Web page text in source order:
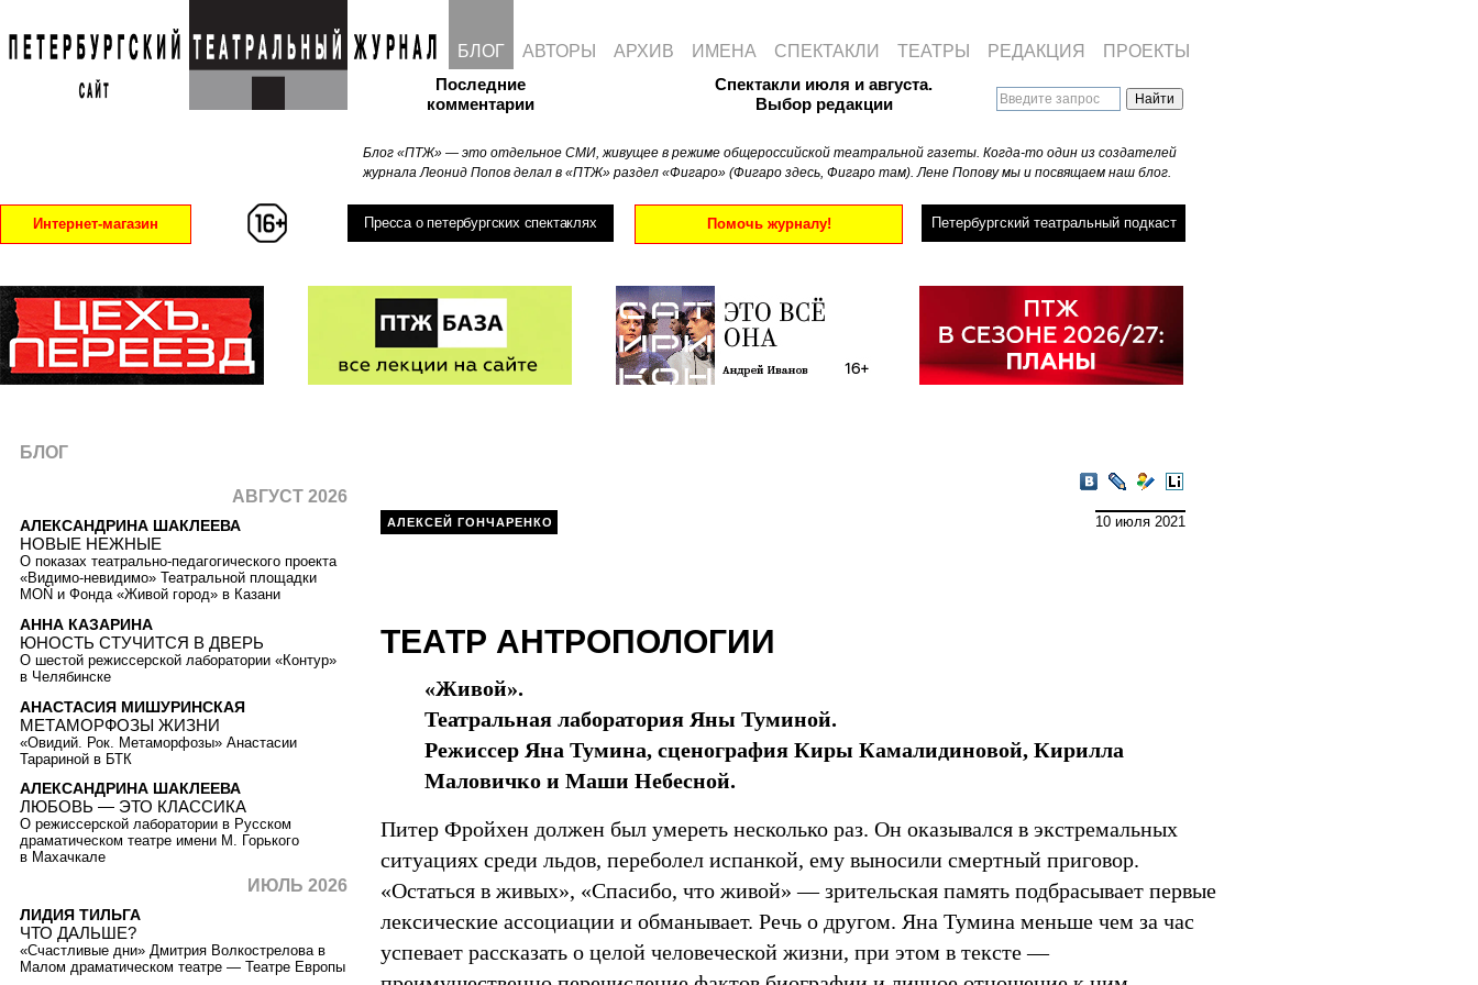
Последние
комментарии
Блог «ПТЖ» — это отдельное СМИ, живущее в режиме общероссийской театральной газеты. Когда-то один из создателей
журнала Леонид Попов делал в «ПТЖ» раздел «Фигаро» (Фигаро здесь, Фигаро там). Лене Попову мы и посвящаем наш блог.
Спектакли июля и августа.
Выбор редакции
Интернет-магазин Пресса о петербургских спектаклях Помочь журналу! Петербургский театральный подкаст
БЛОГ АВТОРЫ АРХИВ ИМЕНА СПЕКТАКЛИ ТЕАТРЫ РЕДАКЦИЯ ПРОЕКТЫ
VKontakte
LiveJournal
Мой
LiveInternet
10 июля 2021
АЛЕКСЕЙ ГОНЧАРЕНКО
ТЕАТР АНТРОПОЛОГИИ
«Живой».
Театральная лаборатория Яны Туминой.
Режиссер Яна Тумина, сценография Киры Камалидиновой, Кирилла
Маловичко и Маши Небесной.
Питер Фройхен должен был умереть несколько раз. Он оказывался в экстремальных
ситуациях среди льдов, переболел испанкой, ему выносили смертный приговор.
«Остаться в живых», «Спасибо, что живой» — зрительская память подбрасывает первые
лексические ассоциации и обманывает. Речь о другом. Яна Тумина меньше чем за час
успевает рассказать о целой человеческой жизни, при этом в тексте —
БЛОГ
АВГУСТ 2026
АЛЕКСАНДРИНА ШАКЛЕЕВА
НОВЫЕ НЕЖНЫЕ
О показах театрально-педагогического проекта
«Видимо-невидимо» Театральной площадки
MOŇ и Фонда «Живой город» в Казани
АННА КАЗАРИНА
ЮНОСТЬ СТУЧИТСЯ В ДВЕРЬ
О шестой режиссерской лаборатории «Контур»
в Челябинске
АНАСТАСИЯ МИШУРИНСКАЯ
МЕТАМОРФОЗЫ ЖИЗНИ
«Овидий. Рок. Метаморфозы» Анастасии
Тарариной в БТК
АЛЕКСАНДРИНА ШАКЛЕЕВА
ЛЮБОВЬ — ЭТО КЛАССИКА
О режиссерской лаборатории в Русском
драматическом театре имени М. Горького
в Махачкале
ИЮЛЬ 2026
ЛИДИЯ ТИЛЬГА
ЧТО ДАЛЬШЕ?
«Счастливые дни» Дмитрия Волкострелова в
Малом драматическом театре — Театре Европы